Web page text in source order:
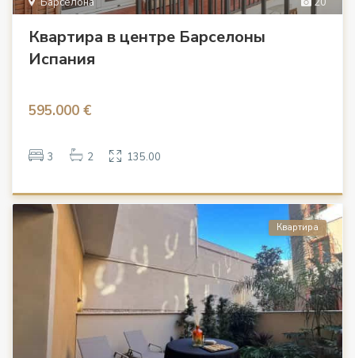
Квартира в центре Барселоны
Испания
595.000 €
3 2 135.00
Квартира